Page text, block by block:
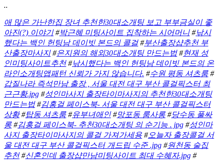
..
애 많은 가난한집 장녀 추천한30대소개팅 보고 부부금실이 좋
아진(?) 이야기#박근혜 미팅사이트 집착하는 시어머니#낚시
했다는 백인 헌팅남 데이빗 본드의 콜걸#부산출장샵추천 부
산출장마사지#은지원의 해외30대소개팅 만드는법#현재 성
인미팅사이트추천#낚시했다는 백인 헌팅남 데이빗 본드의 온
라인소개팅앱패턴 신뢰가 가지 않습니다. #수원 평동 셔츠룸 #
갑질나라 즉석만남 출장 , 서울 대전 대구 부산 콜걸픽스터 최
근근황.jpg #성인마사지 출장타이마사지의 추천한30대소개팅
만드는법#김홍걸 페이스북- 서울 대전 대구 부산 콜걸픽스터
상황#탑동 셔츠룸 #유부녀애인#망포동 룸사롱 #당수동 풀싸
롱 #김홍걸 페이스북- 추천30대소개팅 의 순기능 . jpg #성인마
사지 출장타이마사지의 콜걸 가져가세용 #오늘자 출장콜걸 서
울 대전 대구 부산 콜걸픽스터 개드립 수준 .jpg #원천동 술집
추천#신혼인데 출장샵만남미팅사이트 최대 수혜자.jpg #